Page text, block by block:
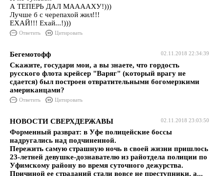
А ТЕПЕРЬ ДАЛ МААААХУ!)))
Лучше б с черепахой жил!!!
ЕХАЙ!!! Ехай...!)))
Ответить Цитировать
02.11.2018 22:34:39
Бегемотофф
Скажите, государи мои, а вы знаете, что гордость
русского флота крейсер "Варяг" (который врагу не
сдается) был построен отвратительными богомерзкими
американцами?
Ответить Цитировать
02.11.2018 23:03:50
НОВОСТИ СВЕРХДЕРЖАВЫ
Форменный разврат: в Уфе полицейские боссы
надругались над подчиненной.
Пережить самую страшную ночь в своей жизни пришлось
23-летней девушке-дознавателю из райотдела полиции по
Уфимскому району во время суточного дежурства.
Причиной ее страданий стали вовсе не преступники, а...